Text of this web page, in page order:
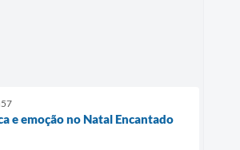
e emoção no Natal Encantado